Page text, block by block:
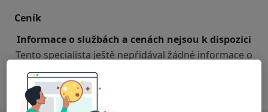
Ceník
Informace o službách a cenách nejsou k dispozici
Tento specialista ještě nepřidával žádné informace o